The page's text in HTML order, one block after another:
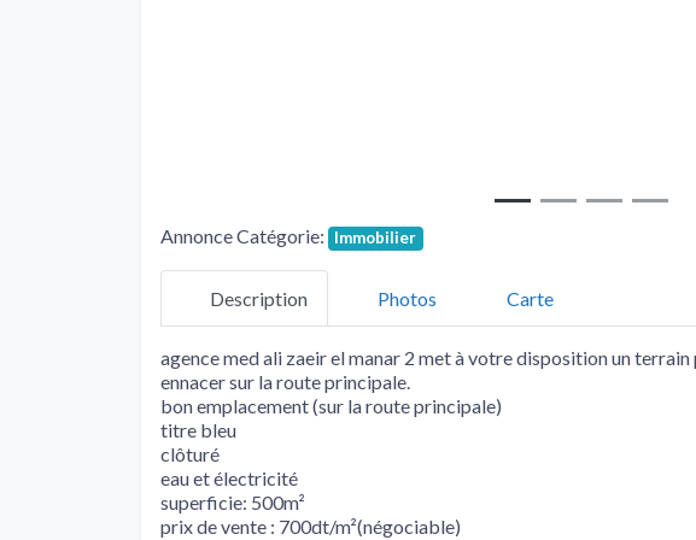
Annonce Catégorie: Immobilier
Description Photos Carte
agence med ali zaeir el manar 2 met à votre disposition un
ennacer sur la route principale.
bon emplacement (sur la route principale)
titre bleu
clôturé
eau et électricité
superficie: 500m²
prix de vente : 700dt/m²(négociable)